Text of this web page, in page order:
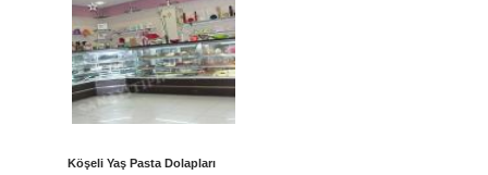
Köşeli Yaş Pasta Dolapları